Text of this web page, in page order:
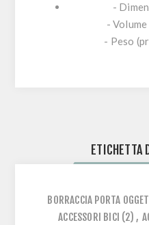
-
-
- Peso
ETICHETTA
BORRACCIA PORTA
ACCESSORI BICI (2) ,